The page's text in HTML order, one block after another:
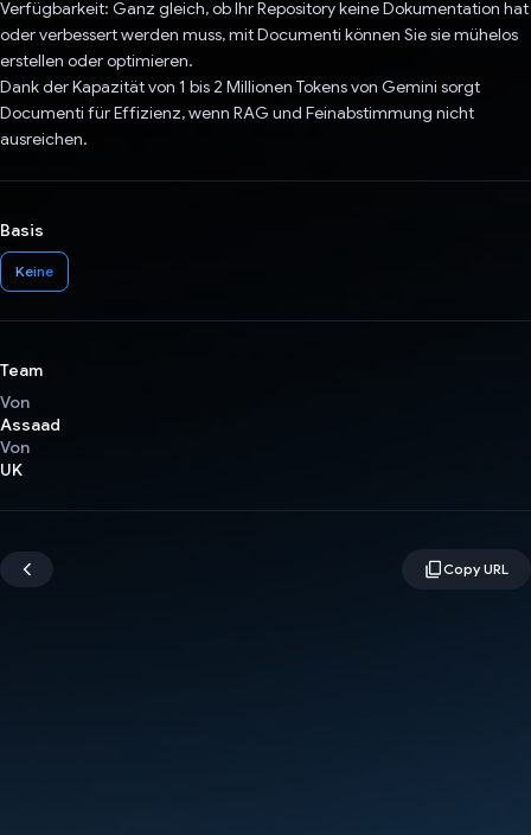
Verfügbarkeit: Ganz gleich, ob Ihr Repository keine Dokumentation hat
oder verbessert werden muss, mit Documenti können Sie sie mühelos
erstellen oder optimieren.
Dank der Kapazität von 1 bis 2 Millionen Tokens von Gemini sorgt
Documenti für Effizienz, wenn RAG und Feinabstimmung nicht
ausreichen.
Basis
Keine
Team
Von
Assaad
Von
UK